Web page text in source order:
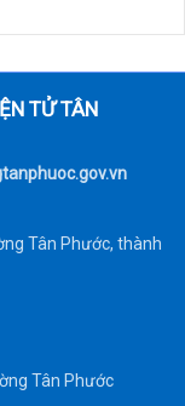
TỬ TÂN
Tân Phước, thành
Tân Phước